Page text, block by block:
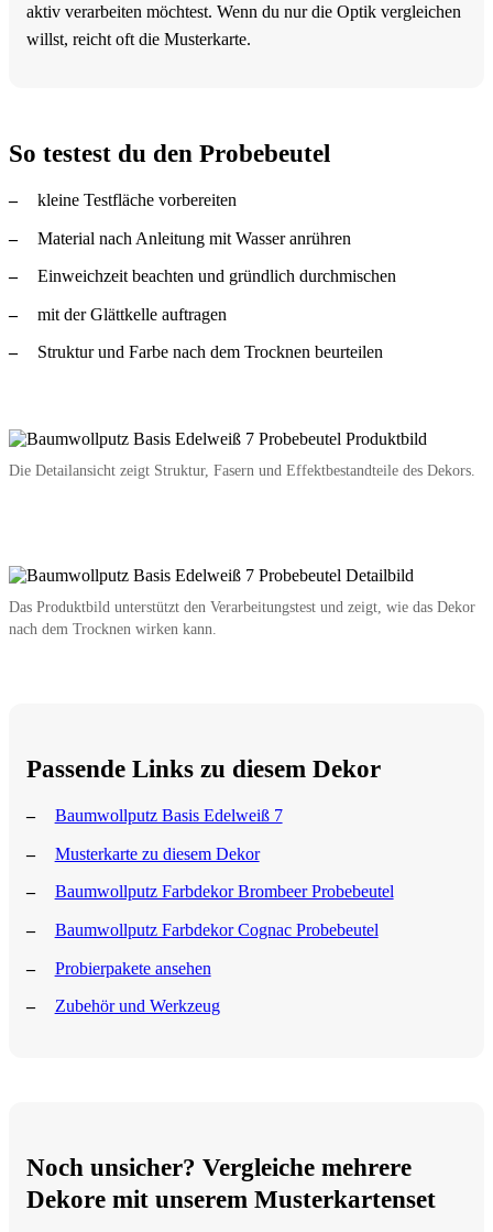
aktiv verarbeiten möchtest. Wenn du nur die Optik vergleichen
willst, reicht oft die Musterkarte.
So testest du den Probebeutel
kleine Testfläche vorbereiten
Material nach Anleitung mit Wasser anrühren
Einweichzeit beachten und gründlich durchmischen
mit der Glättkelle auftragen
Struktur und Farbe nach dem Trocknen beurteilen
Die Detailansicht zeigt Struktur, Fasern und Effektbestandteile des Dekors.
Das Produktbild unterstützt den Verarbeitungstest und zeigt, wie das Dekor
nach dem Trocknen wirken kann.
Passende Links zu diesem Dekor
Baumwollputz Basis Edelweiß 7
Musterkarte zu diesem Dekor
Baumwollputz Farbdekor Brombeer Probebeutel
Baumwollputz Farbdekor Cognac Probebeutel
Probierpakete ansehen
Zubehör und Werkzeug
Noch unsicher? Vergleiche mehrere
Dekore mit unserem Musterkartenset